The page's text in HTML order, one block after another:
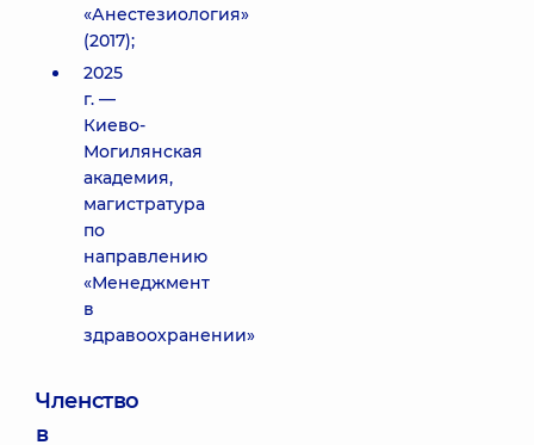
«Анестезиология»
(2017);
2025
г. —
Киево-
Могилянская
академия,
магистратура
по
направлению
«Менеджмент
в
здравоохранении»
Членство
в